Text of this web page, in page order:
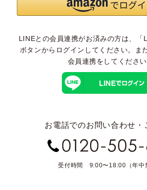
LINEとの会員連携がお済みの方は、「
ボタンからログインしてください。ま
会員連携をしてください
お電話でのお問い合わせ・
受付時間 9:00〜18:00（年中